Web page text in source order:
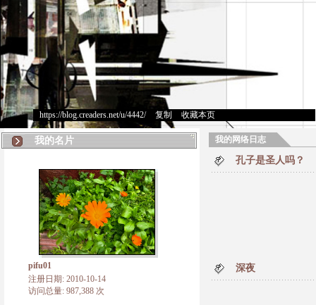
https://blog.creaders.net/u/4442/> 复制 收藏本页
我的名片
pifu01
注册日期: 2010-10-14
访问总量: 987,388 次
我的网络日志
孔子是圣人吗？
深夜